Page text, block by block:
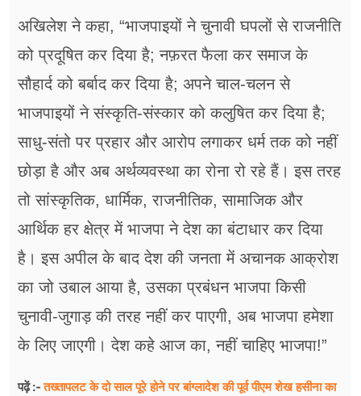
अखिलेश ने कहा, “भाजपाइयों ने चुनावी घपलों से राजनीति
को प्रदूषित कर दिया है; नफ़रत फैला कर समाज के
सौहार्द को बर्बाद कर दिया है; अपने चाल-चलन से
भाजपाइयों ने संस्कृति-संस्कार को कलुषित कर दिया है;
साधु-संतो पर प्रहार और आरोप लगाकर धर्म तक को नहीं
छोड़ा है और अब अर्थव्यवस्था का रोना रो रहे हैं। इस तरह
तो सांस्कृतिक, धार्मिक, राजनीतिक, सामाजिक और
आर्थिक हर क्षेत्र में भाजपा ने देश का बंटाधार कर दिया
है। इस अपील के बाद देश की जनता में अचानक आक्रोश
का जो उबाल आया है, उसका प्रबंधन भाजपा किसी
चुनावी-जुगाड़ की तरह नहीं कर पाएगी, अब भाजपा हमेशा
के लिए जाएगी। देश कहे आज का, नहीं चाहिए भाजपा!”
पढ़ें :-तख्तापलट के दो साल पूरे होने पर बांग्लादेश की पूर्व पीएम शेख हसीना का